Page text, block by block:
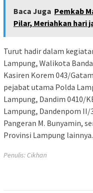
Baca Juga Pemkab
Pilar, Meriahkan hari
Turut hadir dalam
Lampung, Walikota
Kasiren Korem 043/
pejabat utama Polda
Lampung, Dandim 0410/
Lampung, Dandenpom II/
Pangeran M. Bunyamin,
Provinsi Lampung lainnya.
Penulis: Cikhan